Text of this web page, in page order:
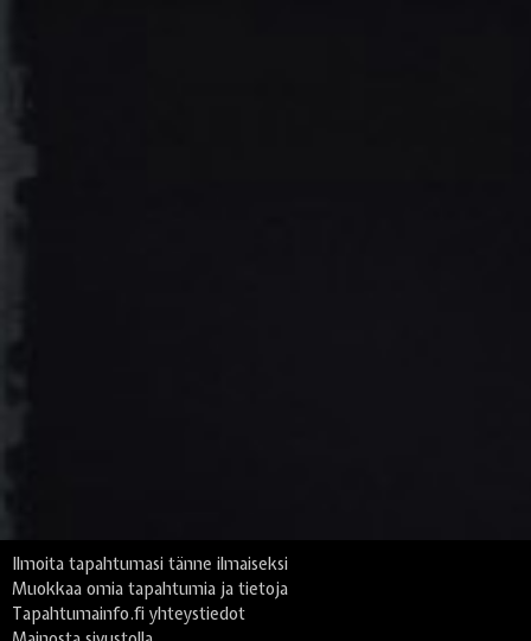
Ilmoita tapahtumasi tänne ilmaiseksi
Muokkaa omia tapahtumia ja tietoja
Tapahtumainfo.fi yhteystiedot